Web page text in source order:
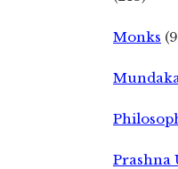
Monks
Prashna